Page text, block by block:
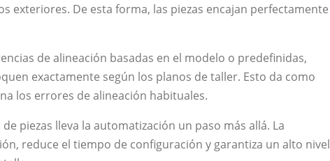
exteriores. De esta forma, las piezas encajan perfectamente
de alineación basadas en el modelo o predefinidas,
exactamente según los planos de taller. Esto da como
los errores de alineación habituales.
piezas lleva la automatización un paso más allá. La
reduce el tiempo de configuración y garantiza un alto nivel